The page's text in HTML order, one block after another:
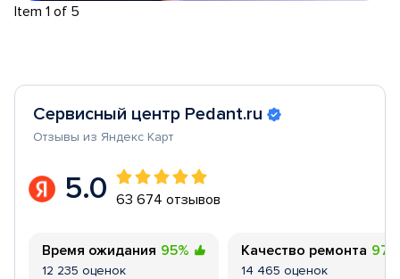
Item 1 of 5
Сервисный центр Pedant.ru
Отзывы из Яндекс Карт
5.0 63 674 отзывов
Время ожидания 95%
12 235 оценок
Качество ремонта 97%
14 465 оценок